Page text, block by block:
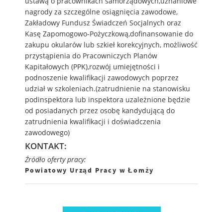
nagrody za szczególne osiągnięcia zawodowe,
Zakładowy Fundusz Świadczeń Socjalnych oraz
Kasę Zapomogowo-Pożyczkową,dofinansowanie do
zakupu okularów lub szkieł korekcyjnych, możliwość
przystąpienia do Pracowniczych Planów
Kapitałowych (PPK),rozwój umiejętności i
podnoszenie kwalifikacji zawodowych poprzez
udział w szkoleniach.(zatrudnienie na stanowisku
podinspektora lub inspektora uzależnione będzie
od posiadanych przez osobę kandydującą do
zatrudnienia kwalifikacji i doświadczenia
zawodowego)
KONTAKT:
Źródło oferty pracy:
Powiatowy Urząd Pracy w Łomży